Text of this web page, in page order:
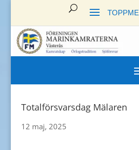
Totalförsvarsdag Mälaren
12 maj, 2025